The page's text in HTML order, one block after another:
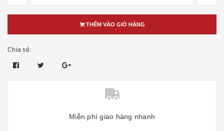
THÊM VÀO GIỎ HÀNG
Chia sẻ:
Miễn phí giao hàng nhanh